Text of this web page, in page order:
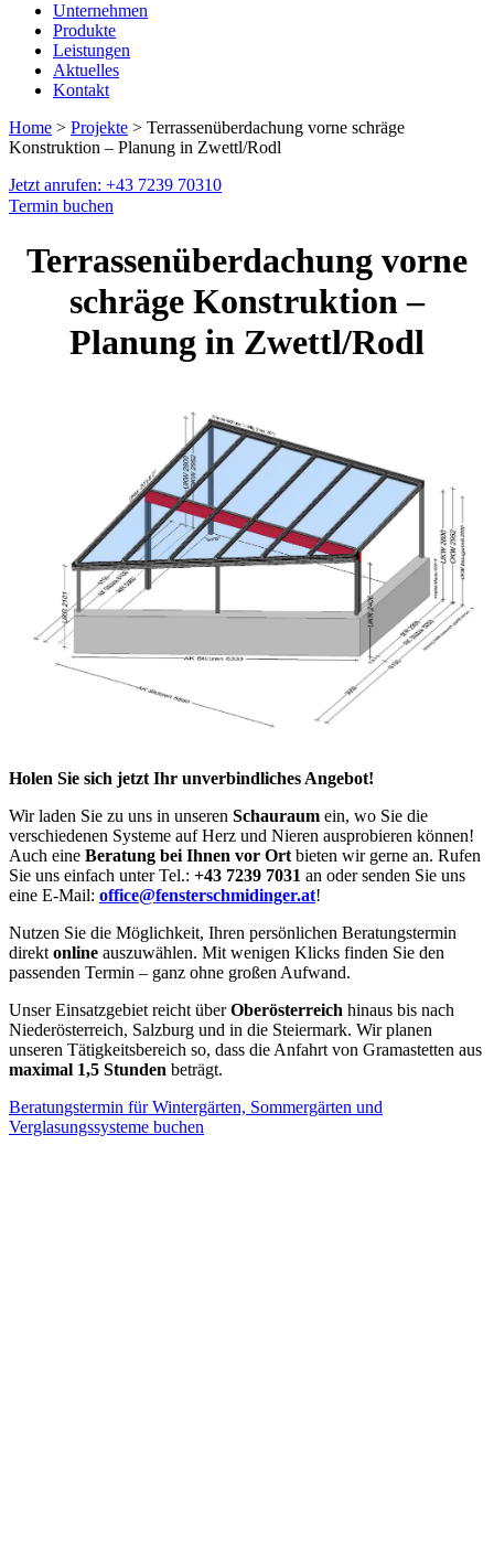
Unternehmen
Produkte
Leistungen
Aktuelles
Kontakt
Home > Projekte > Terrassenüberdachung vorne schräge
Konstruktion – Planung in Zwettl/Rodl
Jetzt anrufen: +43 7239 70310
Termin buchen
Terrassenüberdachung vorne
schräge Konstruktion –
Planung in Zwettl/Rodl
Holen Sie sich jetzt Ihr unverbindliches Angebot!
Wir laden Sie zu uns in unseren Schauraum ein, wo Sie die
verschiedenen Systeme auf Herz und Nieren ausprobieren können!
Auch eine Beratung bei Ihnen vor Ort bieten wir gerne an. Rufen
Sie uns einfach unter Tel.: +43 7239 7031 an oder senden Sie uns
eine E-Mail: office@fensterschmidinger.at!
Nutzen Sie die Möglichkeit, Ihren persönlichen Beratungstermin
direkt online auszuwählen. Mit wenigen Klicks finden Sie den
passenden Termin – ganz ohne großen Aufwand.
Unser Einsatzgebiet reicht überOberösterreich hinaus bis nach
Niederösterreich, Salzburg und in die Steiermark. Wir planen
unseren Tätigkeitsbereich so, dass die Anfahrt von Gramastetten aus
maximal 1,5 Stunden beträgt.
Beratungstermin für Wintergärten, Sommergärten und
Verglasungssysteme buchen